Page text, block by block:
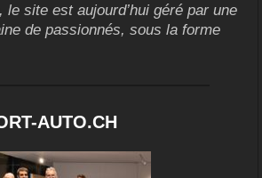
le site est aujourd’hui géré par une
de passionnés, sous la forme
AUTO.CH